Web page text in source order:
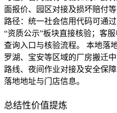
面报价、园区对接及损坏赔付
路径：统一社会信用代码可通
“资质公示”板块直接核验；客
查询入口与核验流程。 本地落
罗湖、宝安等区域的厂房搬迁
路线、夜间作业对接及安全保
落地地址与门店信息。
总结性价值提炼